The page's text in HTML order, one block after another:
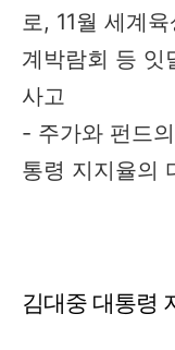
로, 11월 세계
계박람회 등 잇
사고
- 주가와 펀드
통령 지지율의
김대중 대통령